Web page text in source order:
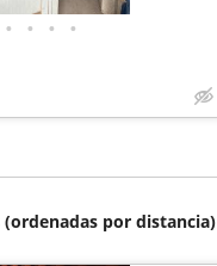
• • • •
(ordenadas por distancia)